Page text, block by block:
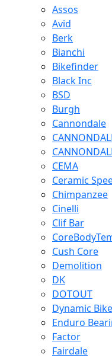
Assos
Avid
Berk
Bianchi
Bikefinder
Black Inc
BSD
Burgh
Cannondale
CEMA
Ceramic
Chimpanzee
Cinelli
Clif Bar
Cush Core
Demolition
DK
DOTOUT
Dynamic
Enduro
Factor
Fairdale